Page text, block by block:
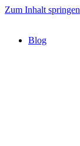
Zum Inhalt springen
Blog